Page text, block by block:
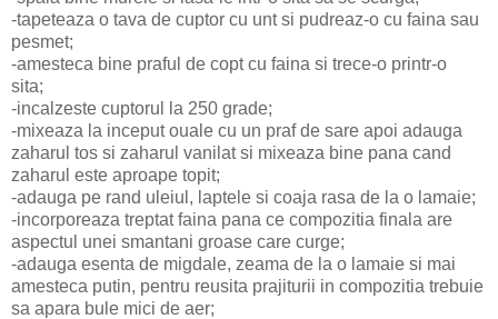
-tapeteaza o tava de cuptor cu unt si pudreaz-o cu faina sau
pesmet;
-amesteca bine praful de copt cu faina si trece-o printr-o
sita;
-incalzeste cuptorul la 250 grade;
-mixeaza la inceput ouale cu un praf de sare apoi adauga
zaharul tos si zaharul vanilat si mixeaza bine pana cand
zaharul este aproape topit;
-adauga pe rand uleiul, laptele si coaja rasa de la o lamaie;
-incorporeaza treptat faina pana ce compozitia finala are
aspectul unei smantani groase care curge;
-adauga esenta de migdale, zeama de la o lamaie si mai
amesteca putin, pentru reusita prajiturii in compozitia trebuie
sa apara bule mici de aer;